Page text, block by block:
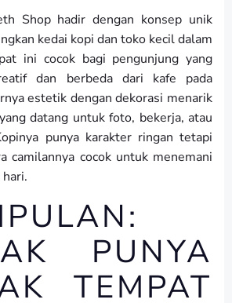
Shop hadir dengan konsep unik
kedai kopi dan toko kecil dalam
ini cocok bagi pengunjung yang
dan berbeda dari kafe pada
estetik dengan dekorasi menarik
datang untuk foto, bekerja, atau
punya karakter ringan tetapi
camilannya cocok untuk menemani
PUNYA
TEMPAT